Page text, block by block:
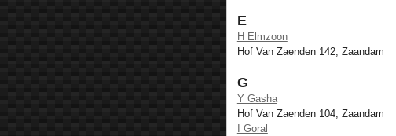
E
H Elmzoon
Hof Van Zaenden 142, Zaandam
G
Y Gasha
Hof Van Zaenden 104, Zaandam
I Goral